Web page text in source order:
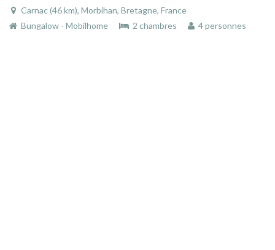
Carnac (46 km), Morbihan, Bretagne, France
Bungalow - Mobilhome
2 chambres 4 personnes